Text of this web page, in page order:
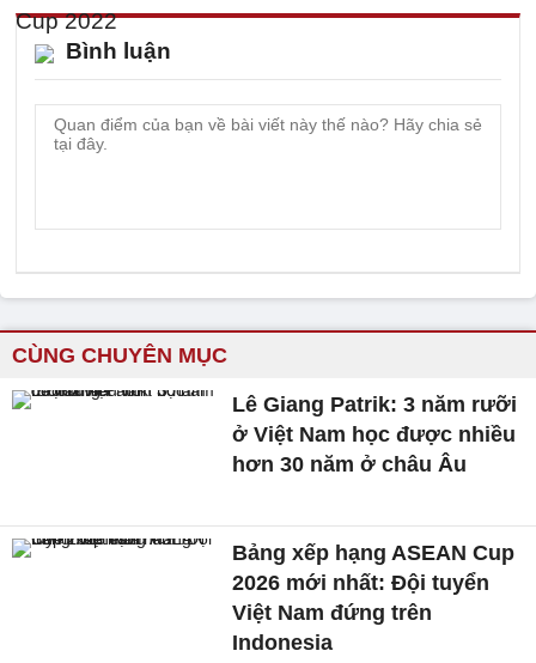
Bình luận
CÙNG CHUYÊN MỤC
Lê Giang Patrik: 3 năm rưỡi
ở Việt Nam học được nhiều
hơn 30 năm ở châu Âu
Bảng xếp hạng ASEAN Cup
2026 mới nhất: Đội tuyển
Việt Nam đứng trên
Indonesia